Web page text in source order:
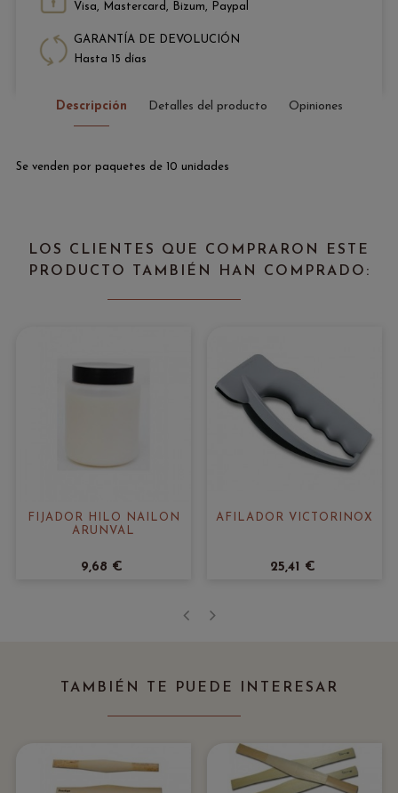
Visa, Mastercard, Bizum, Paypal
GARANTÍA DE DEVOLUCIÓN
Hasta 15 días
Descripción Detalles del producto Opiniones
Se venden por paquetes de 10 unidades
LOS CLIENTES QUE COMPRARON ESTE
PRODUCTO TAMBIÉN HAN COMPRADO:
FIJADOR HILO NAILON
ARUNVAL
9,68 €
AFILADOR VICTORINOX
25,41 €
TAMBIÉN TE PUEDE INTERESAR